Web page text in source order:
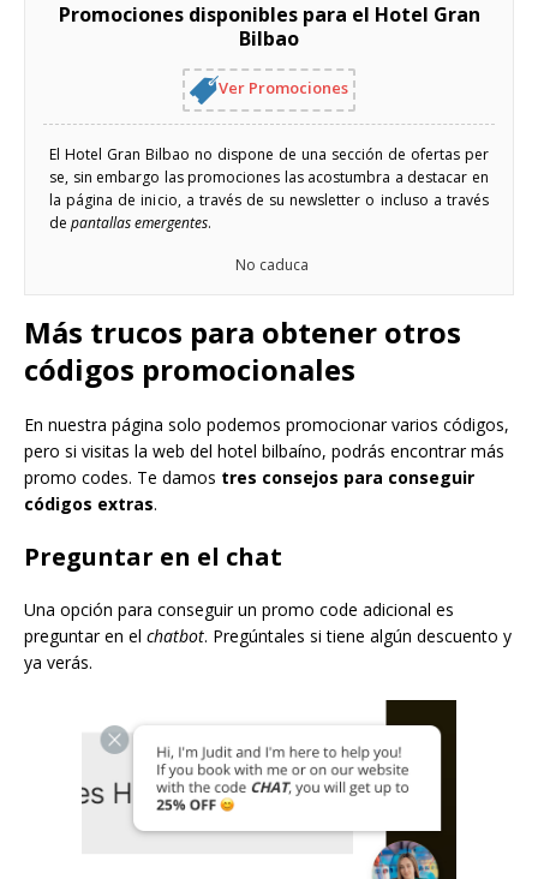
Promociones disponibles para el Hotel Gran
Bilbao
Ver Promociones
El Hotel Gran Bilbao no dispone de una sección de ofertas per
se, sin embargo las promociones las acostumbra a destacar en
la página de inicio, a través de su newsletter o incluso a través
de pantallas emergentes.
No caduca
Más trucos para obtener otros
códigos promocionales
En nuestra página solo podemos promocionar varios códigos,
pero si visitas la web del hotel bilbaíno, podrás encontrar más
promo codes. Te damos tres consejos para conseguir
códigos extras.
Preguntar en el chat
Una opción para conseguir un promo code adicional es
preguntar en el chatbot. Pregúntales si tiene algún descuento y
ya verás.